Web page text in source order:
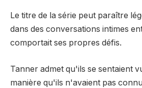
Le titre de la série peut paraître
dans des conversations intimes
comportait ses propres défis.
Tanner admet qu'ils se sentaient
manière qu'ils n'avaient pas